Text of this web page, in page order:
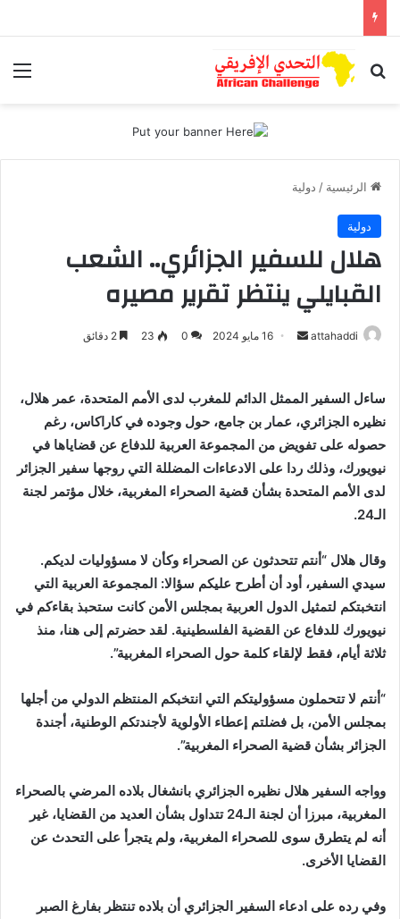
بحث عن
الرئيسية / دولية
دولية
هلال للسفير الجزائري.. الشعب
القبايلي ينتظر تقرير مصيره
attahaddi
أرسل 16 مايو 2024 0
23
ساءل السفير الممثل الدائم للمغرب لدى الأمم المتحدة، عمر هلال،
نظيره الجزائري، عمار بن جامع، حول وجوده في كاراكاس، رغم
حصوله على تفويض من المجموعة العربية للدفاع عن قضاياها في
نيويورك، وذلك ردا على الادعاءات المضللة التي روجها سفير الجزائر
لدى الأمم المتحدة بشأن قضية الصحراء المغربية، خلال مؤتمر لجنة
الـ24.
وقال هلال “أنتم تتحدثون عن الصحراء وكأن لا مسؤوليات لديكم.
سيدي السفير، أود أن أطرح عليكم سؤالا: المجموعة العربية التي
انتخبتكم لتمثيل الدول العربية بمجلس الأمن كانت ستحبذ بقاءكم في
نيويورك للدفاع عن القضية الفلسطينية. لقد حضرتم إلى هنا، منذ
ثلاثة أيام، فقط لإلقاء كلمة حول الصحراء المغربية”.
“أنتم لا تتحملون مسؤوليتكم التي انتخبكم المنتظم الدولي من أجلها
بمجلس الأمن، بل فضلتم إعطاء الأولوية لأجندتكم الوطنية، أجندة
الجزائر بشأن قضية الصحراء المغربية”.
وواجه السفير هلال نظيره الجزائري بانشغال بلاده المرضي بالصحراء
المغربية، مبرزا أن لجنة الـ24 تتداول بشأن العديد من القضايا، غير
أنه لم يتطرق سوى للصحراء المغربية، ولم يتجرأ على التحدث عن
القضايا الأخرى.
وفي رده على ادعاء السفير الجزائري أن بلاده تنتظر بفارغ الصبر